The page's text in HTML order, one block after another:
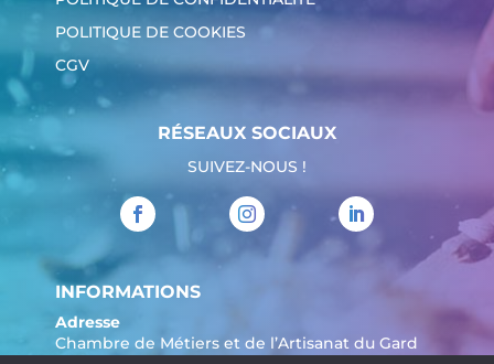
POLITIQUE DE COOKIES
CGV
RÉSEAUX SOCIAUX
SUIVEZ-NOUS !
INFORMATIONS
Adresse
Chambre de Métiers et de l’Artisanat du Gard